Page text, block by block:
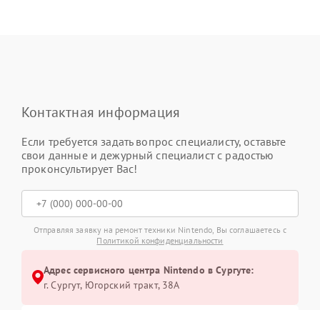
Контактная информация
Если требуется задать вопрос специалисту, оставьте
свои данные и дежурный специалист с радостью
проконсультирует Вас!
Отправляя заявку на ремонт техники Nintendo, Вы соглашаетесь с
Политикой конфиденциальности
Адрес сервисного центра Nintendo в Сургуте:
г. Сургут, Югорский тракт, 38А